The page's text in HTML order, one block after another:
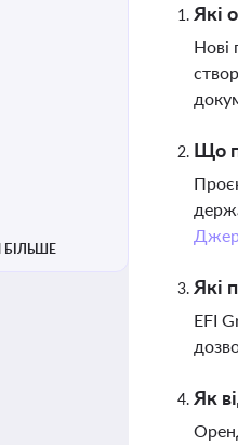
БІЛЬШЕ
Які
Нові
Що
Які
EFI
Як